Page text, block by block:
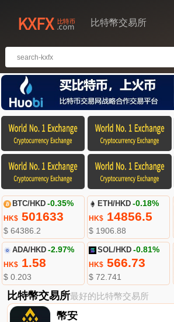
比特幣交易所
BTC/HKD -0.35%
HK$501633
$ 64386.2
ETH/HKD -0.18%
HK$ 14856.5
$ 1906.88
ADA/HKD -2.97%
HK$1.58
$ 0.203
SOL/HKD -0.81%
HK$ 566.73
$ 72.741
比特幣交易所最好的比特幣交易所
幣安